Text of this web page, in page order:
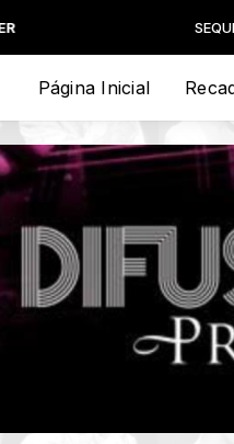
SEQUENCIA PRIME
Página Inicial